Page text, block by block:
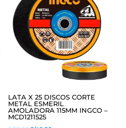
LATA X 25 DISCOS CORTE
METAL ESMERIL
AMOLADORA 115MM INGCO –
MCD1211525